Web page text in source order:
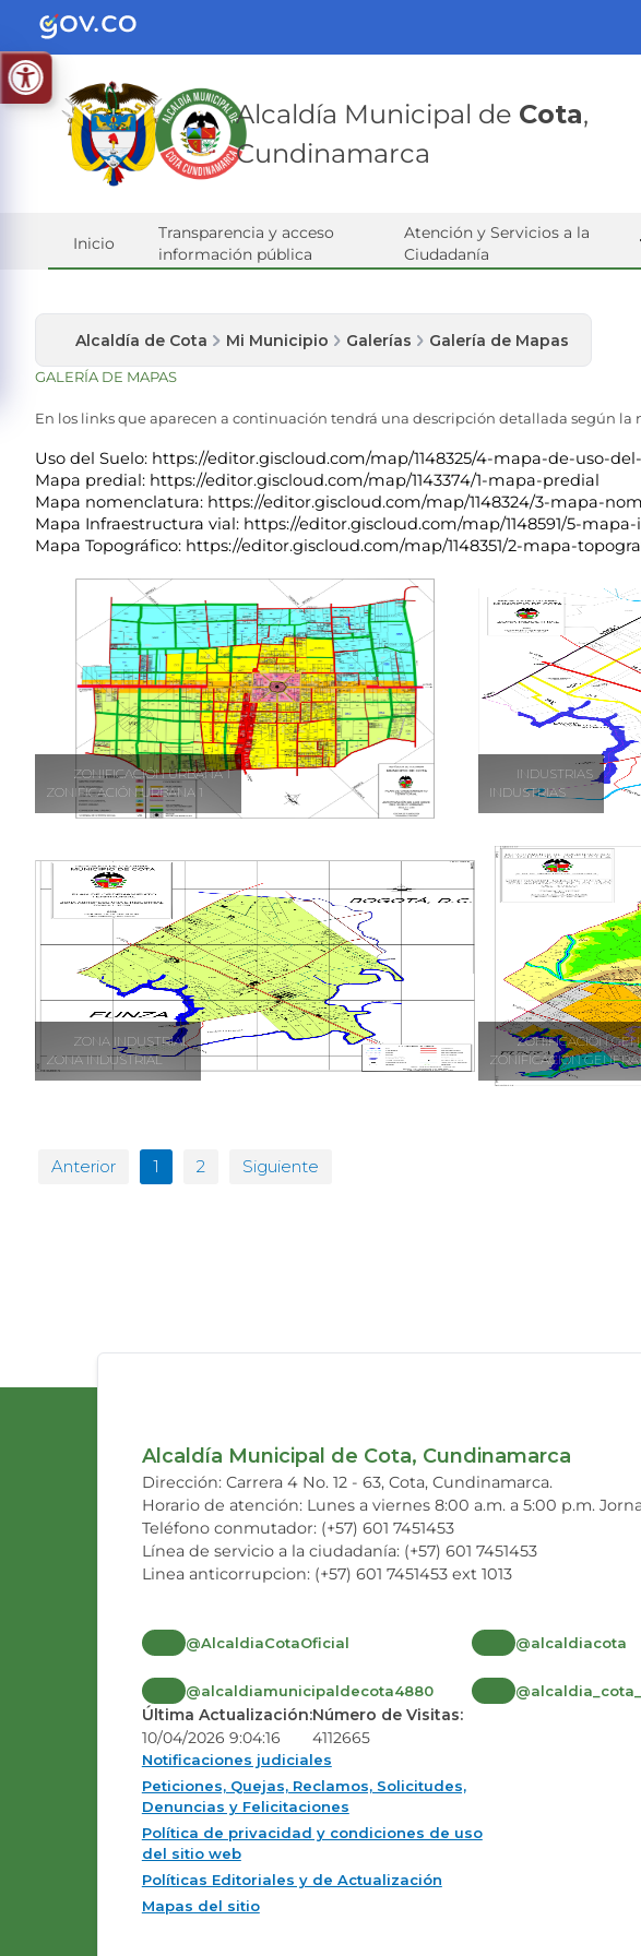
Alcaldía Municipal de Cota,
Cundinamarca
Inicio
Transparencia y acceso
información pública
Atención y Servicios a la
Ciudadanía
Alcaldía de Cota Mi Municipio Galerías Galería de Mapas
​GALE​RÍA DE MAPAS
En los links que aparecen a continuación tendrá una descripción detallada según la
Uso del Suelo: https://editor.giscloud.com/map/1148325/4-mapa-de-uso-
Mapa predial: https://editor.giscloud.com/map/1143374/1-mapa-predial
Mapa nomenclatura: https://editor.giscloud.com/map/1148324/3-mapa-
Mapa Infraestructura vial: https://editor.giscloud.com/map/1148591/5-
​Mapa Topográfico: https://editor.giscloud.com/map/1148351/2-mapa-
ZONIFICACIÓN URBANA 1
ZONIFICACIÓN URBANA 1
INDUSTRIAS
INDUSTRIAS
ZONA INDUSTRIAL
ZONA INDUSTRIAL
ZONIFICACIÓN
ZONIFICACIÓN
Anterior 1 2 Siguiente
Alcaldía Municipal de Cota, Cundinamarca
Dirección: Carrera 4 No. 12 - 63, Cota, Cundinamarca.
Horario de atención: Lunes a viernes 8:00 a.m. a 5:00 p.m.
Teléfono conmutador: (+57) 601 7451453
Línea de servicio a la ciudadanía: (+57) 601 7451453
Linea anticorrupcion: (+57) 601 7451453 ext 1013
@AlcaldiaCotaOficial @alcaldiacota
@alcaldiamunicipaldecota4880
Última Actualización:
10/04/2026 9:04:16
Número de Visitas:
4112665
Notificaciones judiciales
Peticiones, Quejas, Reclamos, Solicitudes,
Denuncias y Felicitaciones
Política de privacidad y condiciones de uso
del sitio web
Políticas Editoriales y de Actualización
Mapas del sitio